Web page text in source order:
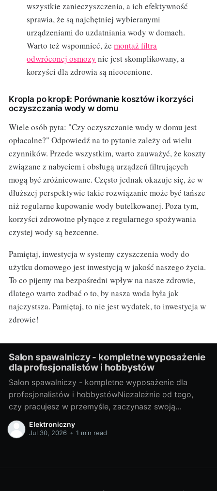
wszystkie zanieczyszczenia, a ich efektywność
sprawia, że są najchętniej wybieranymi
urządzeniami do uzdatniania wody w domach.
Warto też wspomnieć, żemontaż filtra
odwróconej osmozy nie jest skomplikowany, a
korzyści dla zdrowia są nieocenione.
Kropla po kropli: Porównanie kosztów i korzyści
oczyszczania wody w domu
Wiele osób pyta: "Czy oczyszczanie wody w domu jest
opłacalne?" Odpowiedź na to pytanie zależy od wielu
czynników. Przede wszystkim, warto zauważyć, że koszty
związane z nabyciem i obsługą urządzeń filtrujących
mogą być zróżnicowane. Często jednak okazuje się, że w
dłuższej perspektywie takie rozwiązanie może być tańsze
niż regularne kupowanie wody butelkowanej. Poza tym,
korzyści zdrowotne płynące z regularnego spożywania
czystej wody są bezcenne.
Pamiętaj, inwestycja w systemy czyszczenia wody do
użytku domowego jest inwestycją w jakość naszego życia.
To co pijemy ma bezpośredni wpływ na nasze zdrowie,
dlatego warto zadbać o to, by nasza woda była jak
najczystsza. Pamiętaj, to nie jest wydatek, to inwestycja w
zdrowie!
Salon spawalniczy - kompletne wyposażenie
dla profesjonalistów i hobbystów
Salon spawalniczy - kompletne wyposażenie dla
profesjonalistów i hobbystówNiezależnie od tego,
czy pracujesz w przemyśle, zaczynasz swoją
przygodę z hobbystycznym spawaniem, czy jesteś
gdzieś pomiędzy, salon spawalniczy to miejsce, które
dokładnie jest spawalnictwo. Spojrzenie na świat
Elektroniczny
Jul 30, 2026 • 1 min read